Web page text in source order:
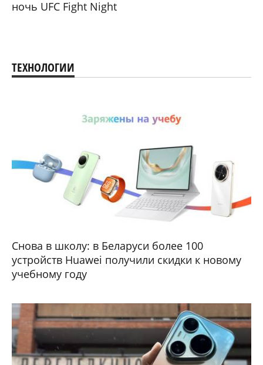
ночь UFC Fight Night
ТЕХНОЛОГИИ
Снова в школу: в Беларуси более 100
устройств Huawei получили скидки к новому
учебному году